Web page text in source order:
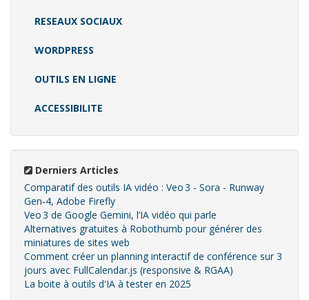
RESEAUX SOCIAUX
WORDPRESS
OUTILS EN LIGNE
ACCESSIBILITE
Derniers Articles
Comparatif des outils IA vidéo : Veo 3 - Sora - Runway
Gen‑4, Adobe Firefly
Veo 3 de Google Gemini, l’IA vidéo qui parle
Alternatives gratuites à Robothumb pour générer des
miniatures de sites web
Comment créer un planning interactif de conférence sur 3
jours avec FullCalendar.js (responsive & RGAA)
La boite à outils d'IA à tester en 2025